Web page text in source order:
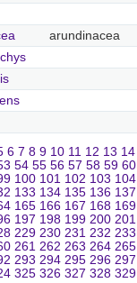
arundinacea
6 7 8 9 10 11 12 13 14
54 55 56 57 58 59 60
100 101 102 103 104
133 134 135 136 137
165 166 167 168 169
197 198 199 200 201
229 230 231 232 233
261 262 263 264 265
293 294 295 296 297
325 326 327 328 329